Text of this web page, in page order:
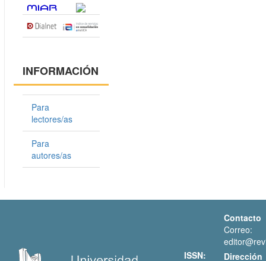
INFORMACIÓN
Para
lectores/as
Para
autores/as
ISSN:
Contacto
Correo:
Dirección